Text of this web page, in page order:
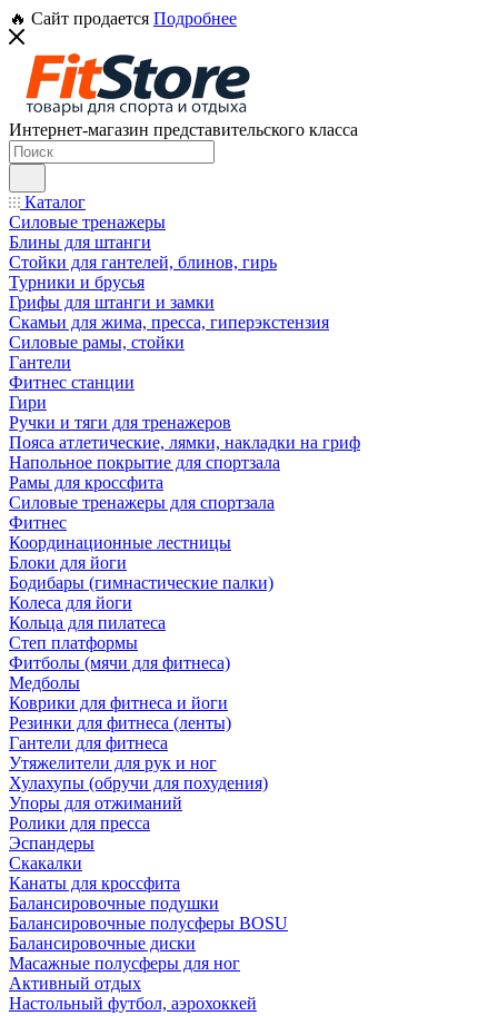
🔥 Сайт продается Подробнее
Интернет-магазин представительского класса
Каталог
Силовые тренажеры
Блины для штанги
Стойки для гантелей, блинов, гирь
Турники и брусья
Грифы для штанги и замки
Скамьи для жима, пресса, гиперэкстензия
Силовые рамы, стойки
Гантели
Фитнес станции
Гири
Ручки и тяги для тренажеров
Пояса атлетические, лямки, накладки на гриф
Напольное покрытие для спортзала
Рамы для кроссфита
Силовые тренажеры для спортзала
Фитнес
Координационные лестницы
Блоки для йоги
Бодибары (гимнастические палки)
Колеса для йоги
Кольца для пилатеса
Степ платформы
Фитболы (мячи для фитнеса)
Медболы
Коврики для фитнеса и йоги
Резинки для фитнеса (ленты)
Гантели для фитнеса
Утяжелители для рук и ног
Хулахупы (обручи для похудения)
Упоры для отжиманий
Ролики для пресса
Эспандеры
Скакалки
Канаты для кроссфита
Балансировочные подушки
Балансировочные полусферы BOSU
Балансировочные диски
Масажные полусферы для ног
Активный отдых
Настольный футбол, аэрохоккей